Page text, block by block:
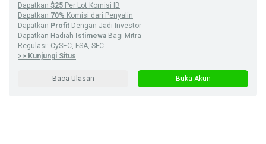
Dapatkan $25 Per Lot Komisi IB
Dapatkan 70% Komisi dari Penyalin
Dapatkan Profit Dengan Jadi Investor
Dapatkan Hadiah Istimewa Bagi Mitra
Regulasi: CySEC, FSA, SFC
>> Kunjungi Situs
Baca Ulasan Buka Akun